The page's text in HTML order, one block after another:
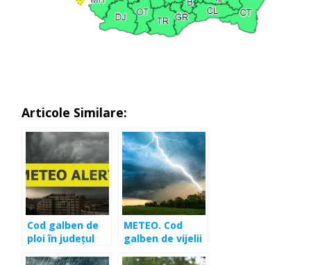
Articole Similare:
Cod galben de
ploi în județul
METEO. Cod
galben de vijelii